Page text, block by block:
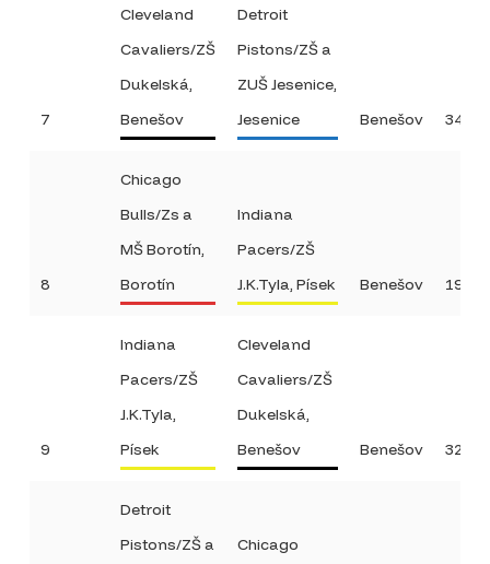
7
Cleveland
Cavaliers/ZŠ
Dukelská,
Benešov
Detroit
Pistons/ZŠ a
ZUŠ Jesenice,
Jesenice
Benešov 34:2
8
Chicago
Bulls/Zs a
MŠ Borotín,
Borotín
Indiana
Pacers/ZŠ
J.K.Tyla, Písek
Benešov 19:26
9
Indiana
Pacers/ZŠ
J.K.Tyla,
Písek
Cleveland
Cavaliers/ZŠ
Dukelská,
Benešov
Benešov 32:16
Detroit
Pistons/ZŠ a
Chicago